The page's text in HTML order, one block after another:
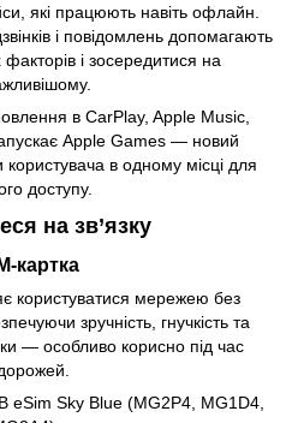
які працюють навіть офлайн.
і повідомлень допомагають
факторів і зосередитися на
в CarPlay, Apple Music,
Apple Games — новий
користувача в одному місці для
доступу.
на зв’язку
картка
користуватися мережею без
зручність, гнучкість та
— особливо корисно під час